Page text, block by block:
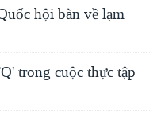
hội bàn về lạm
trong cuộc thực tập